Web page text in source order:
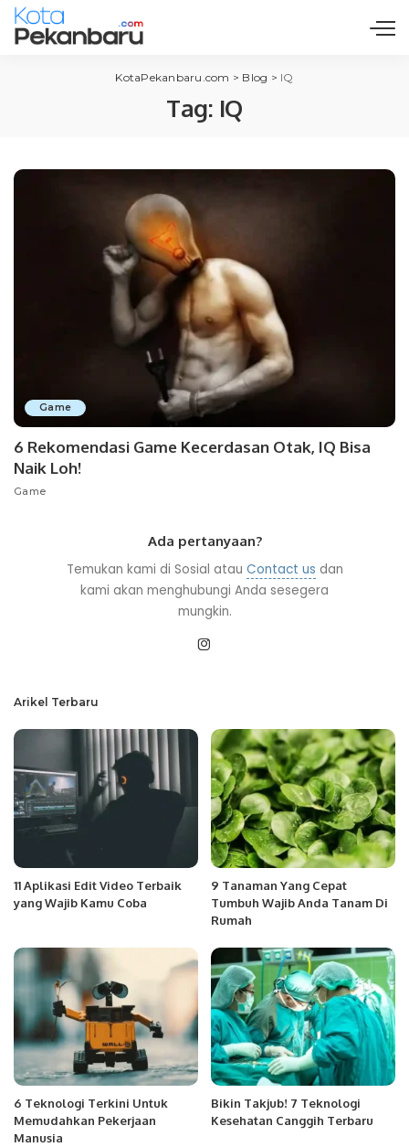
KotaPekanbaru.com > Blog > IQ
Tag: IQ
Game
6 Rekomendasi Game Kecerdasan Otak, IQ Bisa
Naik Loh!
Game
Ada pertanyaan?
Temukan kami di Sosial atau Contact us dan
kami akan menghubungi Anda sesegera
mungkin.
Arikel Terbaru
11 Aplikasi Edit Video Terbaik
yang Wajib Kamu Coba
9 Tanaman Yang Cepat
Tumbuh Wajib Anda Tanam Di
Rumah
6 Teknologi Terkini Untuk
Memudahkan Pekerjaan
Manusia
Bikin Takjub! 7 Teknologi
Kesehatan Canggih Terbaru